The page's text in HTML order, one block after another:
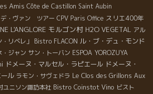
Amis Côte de Castillon Saint Aubin
デ・ヴァン ツアー CPV Paris Office スリエ400年
L'ANGLORE モルゴン村 H2O VEGETAL アル
リベレ」
Bistro FLACON ル・ブ・デュ・モンド
ジャン サン・トーバン ESPOA YOROZUYA
ドメーヌ・マルセル・ラピエール ドメーヌ・
ル ラモン・サヴェドラ Le Clos des Grillons Aux
ユニソン諏訪本社 Bistro Coinstot Vino ビスト